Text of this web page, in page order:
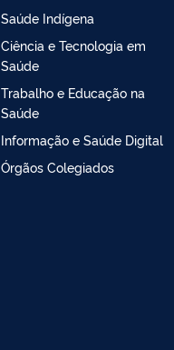
Saúde Indígena
Ciência e Tecnologia em
Saúde
Trabalho e Educação na
Saúde
Informação e Saúde Digital
Órgãos Colegiados